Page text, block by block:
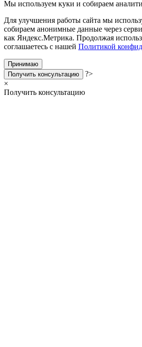
Мы используем куки и собираем
Для улучшения работы сайта мы
собираем анонимные данные через
как Яндекс.Метрика. Продолжая
соглашаетесь с нашей Политикой
Принимаю
Получить консультацию
?>
×
Получить консультацию